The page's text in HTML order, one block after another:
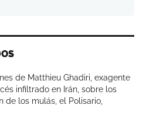
de Matthieu Ghadiri, exagente
infiltrado en Irán, sobre los
de los mulás, el Polisario,